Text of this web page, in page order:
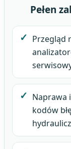
Pełen
Przegląd
Naprawa
kodów